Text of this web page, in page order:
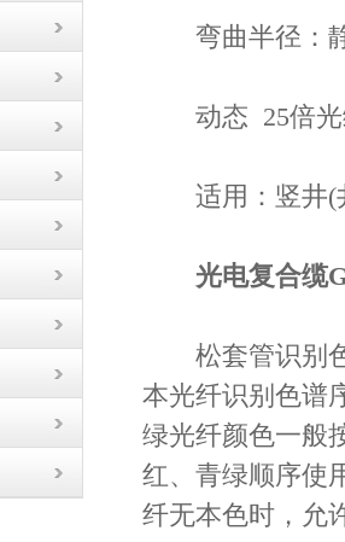
弯曲半径：静
动态 25倍光
适用：竖井(
光电复合缆
松套管识别色
本光纤识别色谱
绿光纤颜色一般
红、青绿顺序使
纤无本色时，允